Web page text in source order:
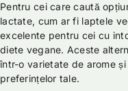
Pentru cei care caută
lactate, cum ar fi laptele
excelente pentru cei cu
diete vegane. Aceste
într-o varietate de arome
preferințelor tale.